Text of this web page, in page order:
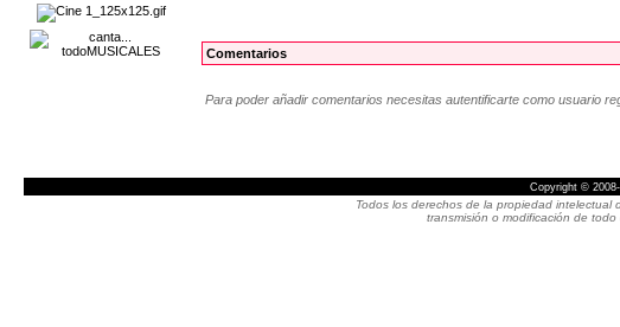
Comentarios
Para poder añadir comentarios necesitas autentificarte como usuario
Copyright ©
Todos los derechos de la propiedad intelectual
transmisión o modificación de